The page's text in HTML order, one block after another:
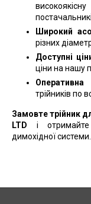
Широкий
різних
Доступні
ціни на нашу
Оперативна
трійників по
Замовте трійник
LTD і
димохідної системи.